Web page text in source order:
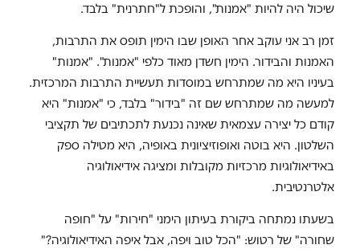
שיכול היה להיות "אמנות", והופכת ל"חתרנית" בלבד.
זמן רב אני עוקב אחר האופן שבו הימין תופס את התרבות,
האמנות והבידור. הימין חשדן מאוד כלפי "אמנות". "אמנות"
בעיניו היא מה שמתרחש במוסדות תעשיית התרבות המרכזית.
למעשה מה שמתרחש שם זה "בידור" בלבד, כי "אמנות" היא
קודם כל יצירה עצמאית שאינה נכנעת לתכתיבים של תקציבי
השלטון. היא בוטה ואופוזיציונית באופיה, היא מטילה ספק
באידיאולוגיות מרכזיות מקובלות ומציגה אידיאולוגיה
אלטרנטיבית.
בשעתו נמתחה ביקורת בעיתון הימני "חירות" על "חופה
שחורה" של רטוש: "הכל טוב ויפה, אבל איפה האידיאולוגיה?"